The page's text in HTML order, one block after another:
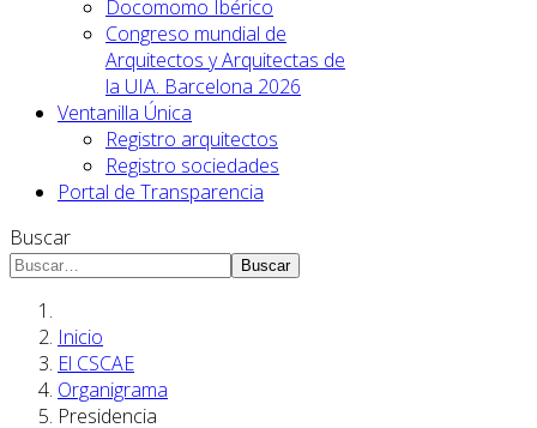
Docomomo Ibérico
Congreso mundial de
Arquitectos y Arquitectas de
la UIA. Barcelona 2026
Ventanilla Única
Registro arquitectos
Registro sociedades
Portal de Transparencia
Buscar
Buscar
Inicio
El CSCAE
Organigrama
Presidencia